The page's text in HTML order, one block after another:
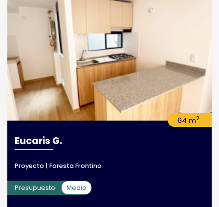
64 m2
Eucaris G.
Proyecto | Foresta Frontino
Presupuesto Medio